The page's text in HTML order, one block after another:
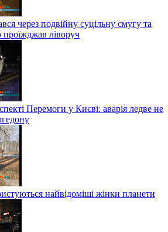
через подвійну суцільну смугу та
ліворуч
Перемоги у Києві: аварія ледве не
найвідоміші жінки планети